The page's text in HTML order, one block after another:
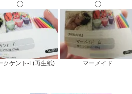
クケント-F(再生紙) マーメイド